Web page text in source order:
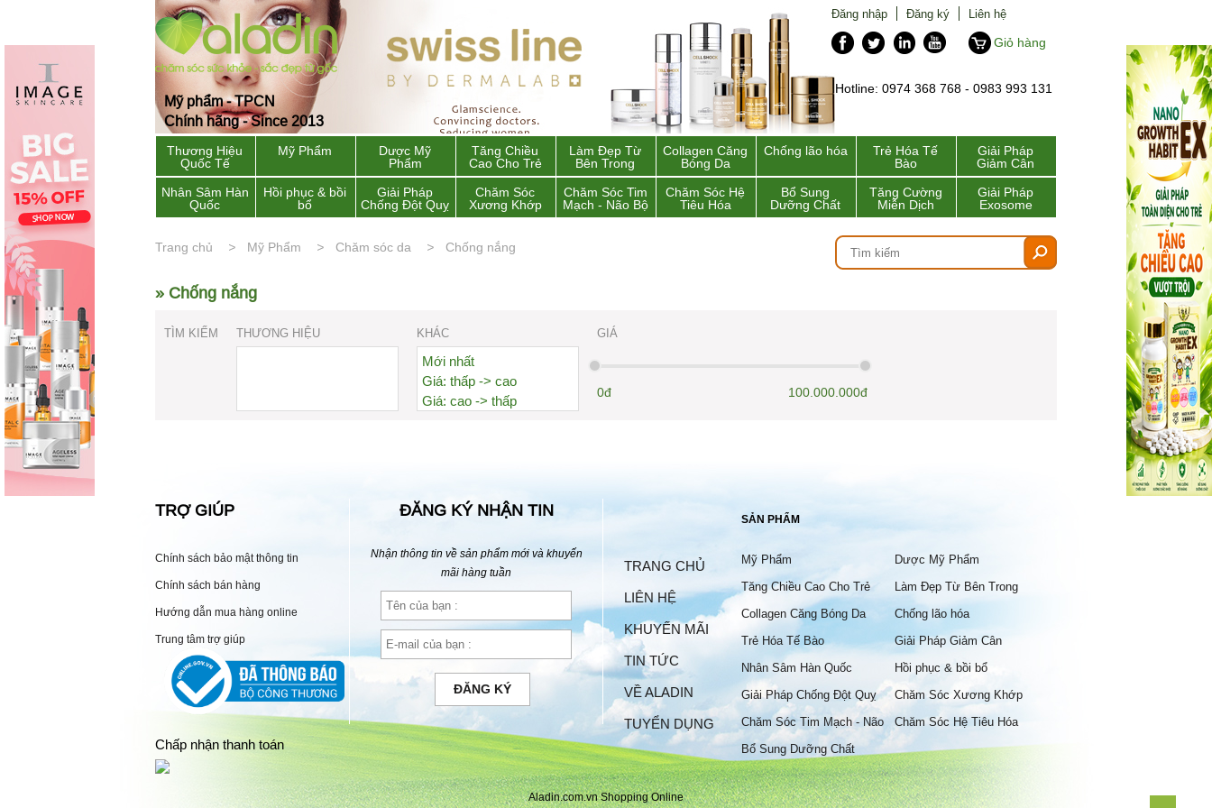
Mỹ phẩm - TPCN
Chính hãng - Since 2013
Đăng nhập Đăng ký
Liên hệ
Giỏ hàng
Hotline: 0974 368 768 - 0983 993 131
Thương Hiệu
Quốc Tế
Mỹ Phẩm
Dược Mỹ
Phẩm
Tăng Chiều
Cao Cho Trẻ
Làm Đẹp Từ
Bên Trong
Collagen Căng
Bóng Da
Chống lão hóa
Trẻ Hóa Tế
Bào
Giải Pháp
Giảm Cân
Nhân Sâm Hàn
Quốc
Hồi phục & bồi
bổ
Giải Pháp
Chống Đột Quỵ
Chăm Sóc
Xương Khớp
Chăm Sóc Tim
Mạch - Não Bộ
Chăm Sóc Hệ
Tiêu Hóa
Bổ Sung
Dưỡng Chất
Tăng Cường
Miễn Dịch
Giải Pháp
Exosome
Trang chủ Mỹ Phẩm Chăm sóc da Chống nắng
» Chống nắng
TÌM KIẾM THƯƠNG HIỆU KHÁC
Mới nhất
Giá: thấp -> cao
Giá: cao -> thấp
GIÁ
0đ 100.000.000đ
TRỢ GIÚP
Chính sách bảo mật thông tin
Chính sách bán hàng
Hướng dẫn mua hàng online
Trung tâm trợ giúp
ĐĂNG KÝ NHẬN TIN
Nhận thông tin về sản phẩm mới và khuyến
mãi hàng tuần
ĐĂNG KÝ
TRANG CHỦ
LIÊN HỆ
KHUYẾN MÃI
TIN TỨC
VỀ ALADIN
TUYỂN DỤNG
SẢN PHẨM
Mỹ Phẩm
Dược Mỹ Phẩm
Tăng Chiều Cao Cho Trẻ
Làm Đẹp Từ Bên Trong
Collagen Căng Bóng Da
Chống lão hóa
Trẻ Hóa Tế Bào
Giải Pháp Giảm Cân
Nhân Sâm Hàn Quốc
Hồi phục & bồi bổ
Giải Pháp Chống Đột Quỵ
Chăm Sóc Xương Khớp
Chăm Sóc Tim Mạch - Não
Bộ
Chăm Sóc Hệ Tiêu Hóa
Bổ Sung Dưỡng Chất
Chấp nhận thanh toán
Aladin.com.vn Shopping Online